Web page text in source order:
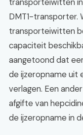
DMT1-transporter.
transporteiwitten
capaciteit
aangetoond dat
de ijzeropname uit
verlagen. Een
afgifte van
de ijzeropname in